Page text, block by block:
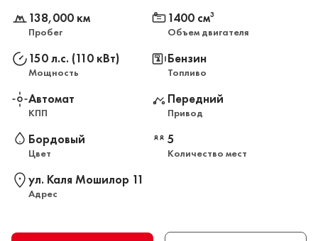
138,000 км
Пробег
1400 см3
Объем двигателя
150 л.с. (110 кВт)
Мощность
Бензин
Топливо
Автомат
КПП
Передний
Привод
Бордовый
Цвет
5
Количество мест
ул. Каля Мошилор 11
Адрес